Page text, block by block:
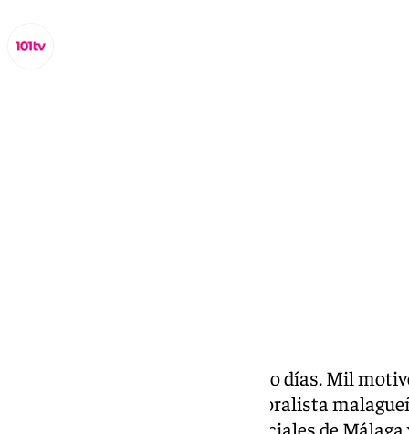
Con el lema «Un Congreso. Cinco días. Mil
desarrollado el IX Congreso laboralista